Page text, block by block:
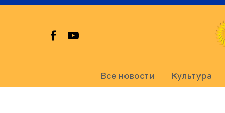
Все новости Культура